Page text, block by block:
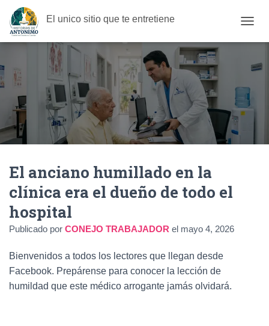
El unico sitio que te entretiene
A
B
A
R
M
O
El anciano humillado en la
clínica era el dueño de todo el
hospital
Publicado por CONEJO TRABAJADOR el mayo 4, 2026
Bienvenidos a todos los lectores que llegan desde
Facebook. Prepárense para conocer la lección de
humildad que este médico arrogante jamás olvidará.